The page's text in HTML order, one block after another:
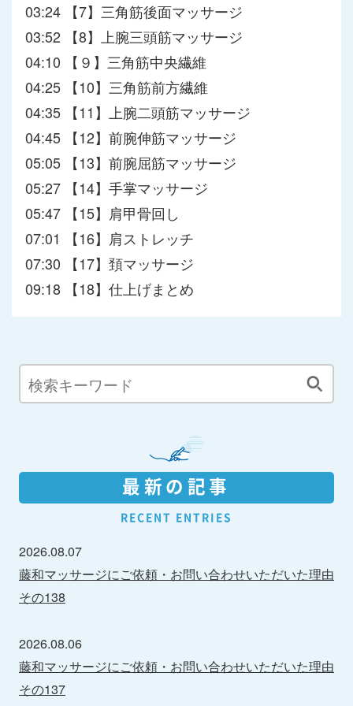
03:24 【7】三角筋後面マッサージ
03:52 【8】上腕三頭筋マッサージ
04:10 【９】三角筋中央繊維
04:25 【10】三角筋前方繊維
04:35 【11】上腕二頭筋マッサージ
04:45 【12】前腕伸筋マッサージ
05:05 【13】前腕屈筋マッサージ
05:27 【14】手掌マッサージ
05:47 【15】肩甲骨回し
07:01 【16】肩ストレッチ
07:30 【17】頚マッサージ
09:18 【18】仕上げまとめ
最新の記事
RECENT ENTRIES
2026.08.07
藤和マッサージにご依頼・お問い合わせいただいた理由
その138
2026.08.06
藤和マッサージにご依頼・お問い合わせいただいた理由
その137